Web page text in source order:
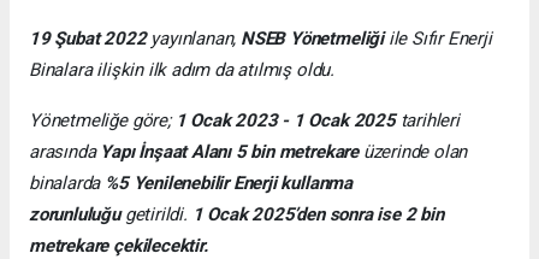
19 Şubat 2022 yayınlanan, NSEB Yönetmeliğiile Sıfır Enerji
Binalara ilişkin ilk adım da atılmış oldu.
Yönetmeliğe göre; 1 Ocak 2023 - 1 Ocak 2025 tarihleri
arasında Yapı İnşaat Alanı 5 bin metrekare üzerinde olan
binalarda%5 Yenilenebilir Enerji kullanma
zorunluluğugetirildi. 1 Ocak 2025’den sonra ise 2 bin
metrekare çekilecektir.